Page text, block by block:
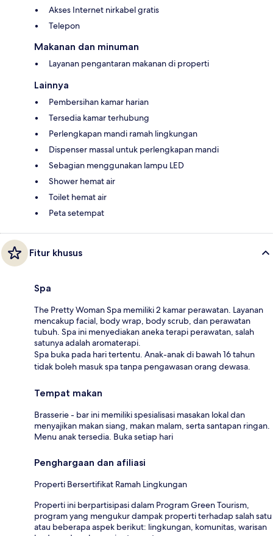
Akses Internet nirkabel gratis
Telepon
Makanan dan minuman
Layanan pengantaran makanan di properti
Lainnya
Pembersihan kamar harian
Tersedia kamar terhubung
Perlengkapan mandi ramah lingkungan
Dispenser massal untuk perlengkapan mandi
Sebagian menggunakan lampu LED
Shower hemat air
Toilet hemat air
Peta setempat
Fitur khusus
Spa
The Pretty Woman Spa memiliki 2 kamar perawatan. Layanan
mencakup facial, body wrap, body scrub, dan perawatan
tubuh. Spa ini menyediakan aneka terapi perawatan, salah
satunya adalah aromaterapi.
Spa buka pada hari tertentu. Anak-anak di bawah 16 tahun
tidak boleh masuk spa tanpa pengawasan orang dewasa.
Tempat makan
Brasserie - bar ini memiliki spesialisasi masakan lokal dan
menyajikan makan siang, makan malam, serta santapan ringan.
Menu anak tersedia. Buka setiap hari
Penghargaan dan afiliasi
Properti Bersertifikat Ramah Lingkungan
Properti ini berpartisipasi dalam Program Green Tourism,
program yang mengukur dampak properti terhadap salah satu
atau beberapa aspek berikut: lingkungan, komunitas, warisan